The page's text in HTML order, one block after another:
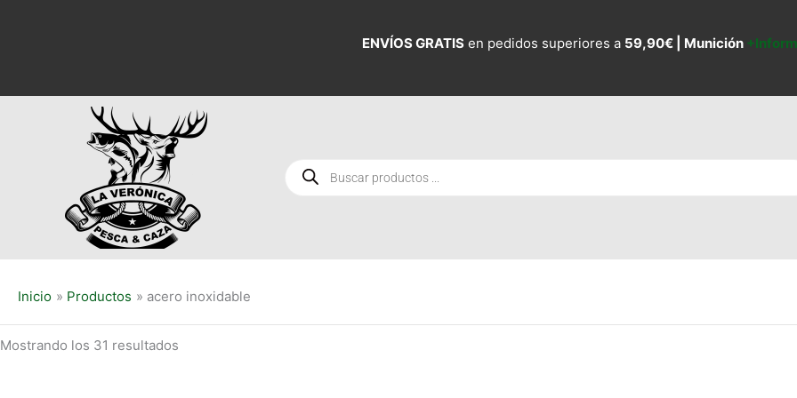
ENVÍOS GRATIS en pedidos superiores a 59,90€ | Munición
Búsqueda
de
productos
Inicio Productos acero inoxidable
Mostrando los 31 resultados